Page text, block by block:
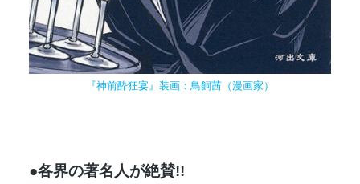
『神前酔狂宴』装画：鳥飼茜（漫画家）
●各界の著名人が絶賛!!